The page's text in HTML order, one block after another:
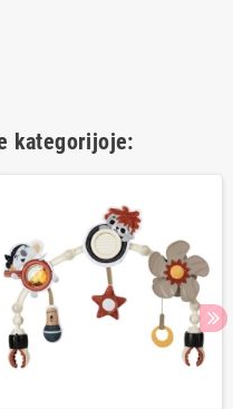
kategorijoje: